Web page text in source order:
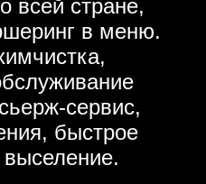
всей стране,
в меню.
сервис,
быстрое